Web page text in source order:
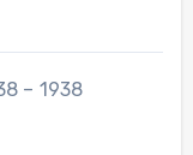
– 1938